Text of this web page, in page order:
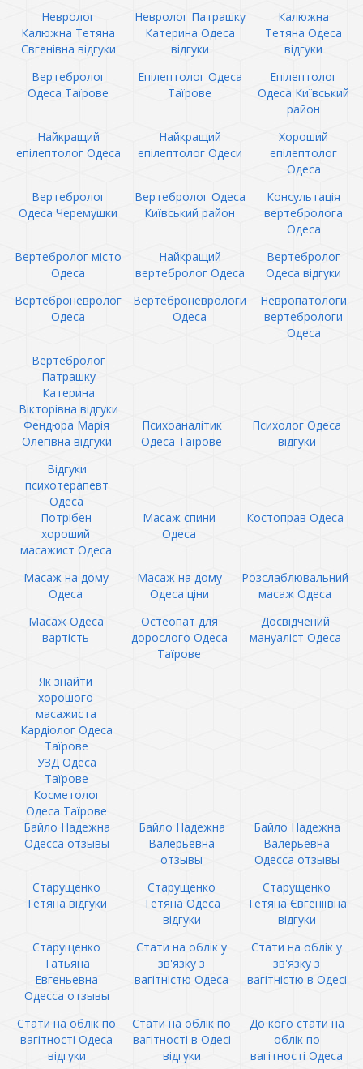
Невролог
Калюжна Тетяна
Євгенівна відгуки
Невролог Патрашку
Катерина Одеса
відгуки
Калюжна
Тетяна Одеса
відгуки
Вертебролог
Одеса Таїрове
Епілептолог Одеса
Таїрове
Епілептолог
Одеса Київський
район
Найкращий
епілептолог Одеса
Найкращий
епілептолог Одеси
Хороший
епілептолог
Одеса
Вертебролог
Одеса Черемушки
Вертебролог Одеса
Київський район
Консультація
вертебролога
Одеса
Вертебролог місто
Одеса
Найкращий
вертебролог Одеса
Вертебролог
Одеса відгуки
Вертеброневролог
Одеса
Вертеброневрологи
Одеса
Невропатологи
вертебрологи
Одеса
Вертебролог
Патрашку
Катерина
Вікторівна відгуки
Фендюра Марія
Олегівна відгуки
Психоаналітик
Одеса Таїрове
Психолог Одеса
відгуки
Відгуки
психотерапевт
Одеса
Потрібен
хороший
масажист Одеса
Масаж спини
Одеса
Костоправ Одеса
Масаж на дому
Одеса
Масаж на дому
Одеса ціни
Розслаблювальний
масаж Одеса
Масаж Одеса
вартість
Остеопат для
дорослого Одеса
Таїрове
Досвідчений
мануаліст Одеса
Як знайти
хорошого
масажиста
Кардіолог Одеса
Таїрове
УЗД Одеса
Таїрове
Косметолог
Одеса Таїрове
Байло Надежна
Одесса отзывы
Байло Надежна
Валерьевна
отзывы
Байло Надежна
Валерьевна
Одесса отзывы
Старущенко
Тетяна відгуки
Старущенко
Тетяна Одеса
відгуки
Старущенко
Тетяна Євгеніївна
відгуки
Старущенко
Татьяна
Евгеньевна
Одесса отзывы
Стати на облік у
зв'язку з
вагітністю Одеса
Стати на облік у
зв'язку з
вагітністю в Одесі
Стати на облік по
вагітності Одеса
відгуки
Стати на облік по
вагітності в Одесі
відгуки
До кого стати на
облік по
вагітності Одеса